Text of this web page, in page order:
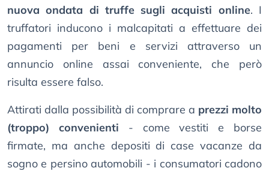
nuova ondata di truffe sugli acquisti online. I
truffatori inducono i malcapitati a effettuare dei
pagamenti per beni e servizi attraverso un
annuncio online assai conveniente, che però
risulta essere falso.
Attirati dalla possibilità di comprare a prezzi molto
(troppo) convenienti - come vestiti e borse
firmate, ma anche depositi di case vacanze da
sogno e persino automobili - i consumatori cadono